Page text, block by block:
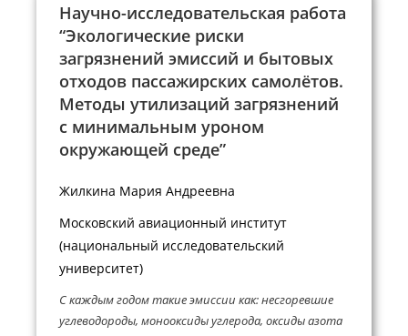
Научно-исследовательская работа
“Экологические риски
загрязнений эмиссий и бытовых
отходов пассажирских самолётов.
Методы утилизаций загрязнений
с минимальным уроном
окружающей среде”
Жилкина Мария Андреевна
Московский авиационный институт
(национальный исследовательский
университет)
С каждым годом такие эмиссии как: несгоревшие
углеводороды, монооксиды углерода, оксиды азота